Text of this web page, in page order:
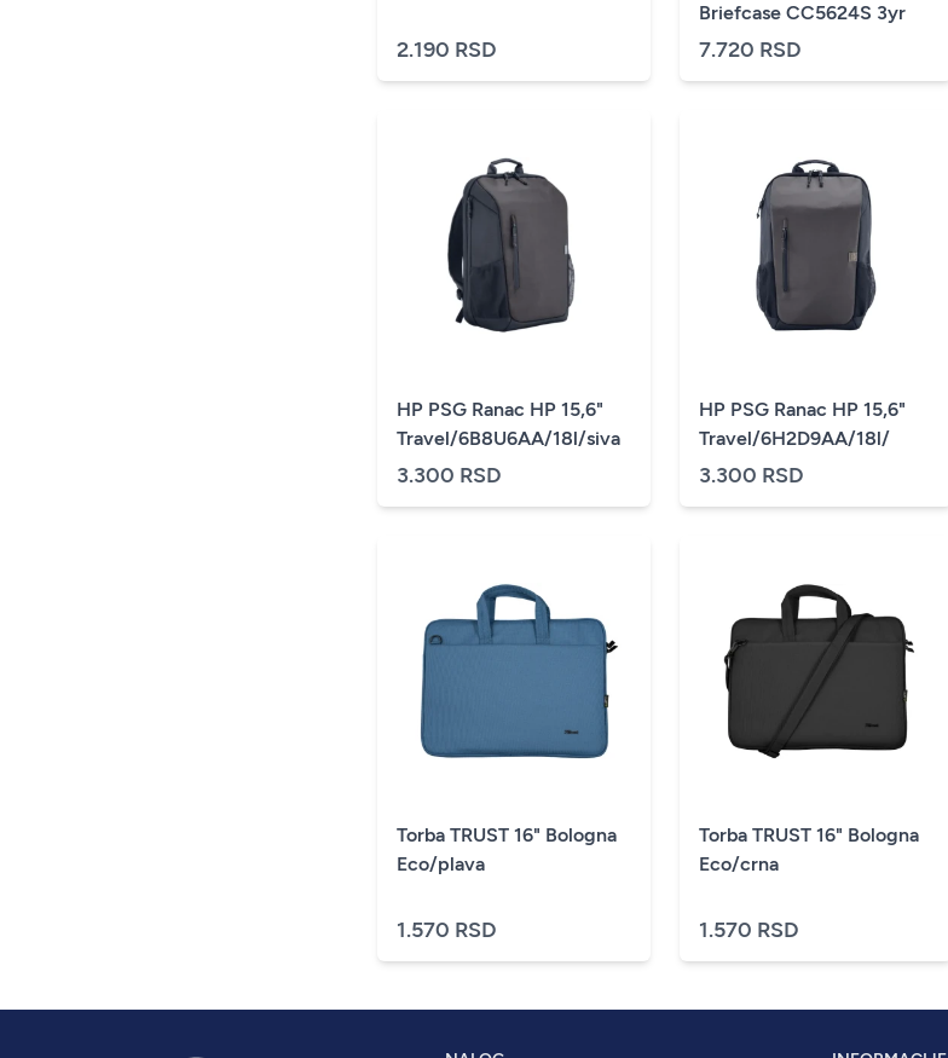
2.190 RSD
Briefcase CC5624S 3yr
7.720 RSD
HP PSG Ranac HP 15,6"
Travel/6B8U6AA/18l/siva
3.300 RSD
HP PSG Ranac HP 15,6"
Travel/6H2D9AA/18l/
3.300 RSD
Torba TRUST 16" Bologna
Eco/plava
1.570 RSD
Torba TRUST 16" Bologna
Eco/crna
1.570 RSD